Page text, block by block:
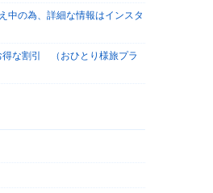
中の為、詳細な情報はインスタ
得な割引 （おひとり様旅プラ